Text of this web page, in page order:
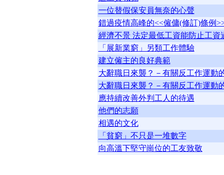
一位替假保安員無奈的心聲
錯過疫情高峰的<<僱傭(修訂)條例
經濟不景 法定最低工資能防止工資
「展新業窮」另類工作體驗
建立僱主的良好典範
大辭職日來襲？－有關反工作運動
大辭職日來襲？－有關反工作運動
應持續改善外判工人的待遇
他們的志願
相遇的文化
「貧窮」不只是一堆數字
向高溫下堅守崗位的工友致敬